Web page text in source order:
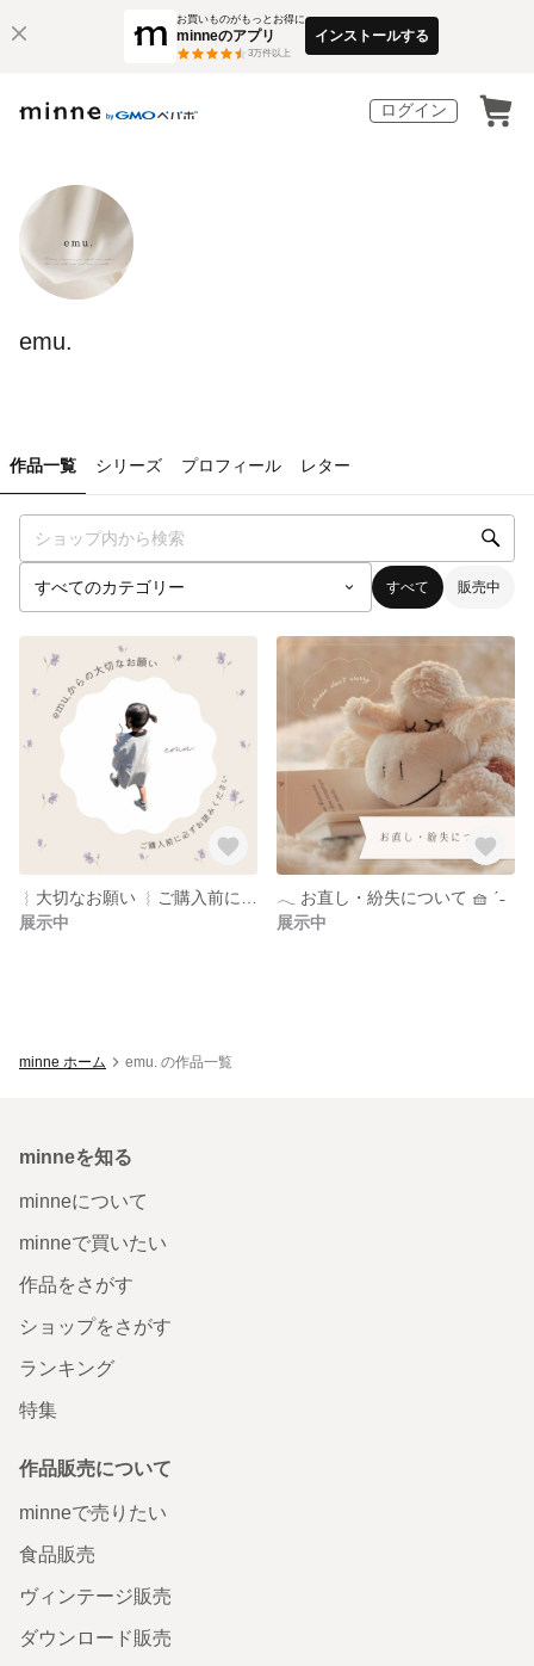
お買いものがもっとお得に
minneのアプリ
3万件以上
インストールする
ログイン
emu.
作品一覧 シリーズ プロフィール レター
すべて 販売中
展示中
𓂃 お直し・紛失について 🧺 ˊ˗
展示中
minne ホーム emu. の作品一覧
minneを知る
minneについて
minneで買いたい
作品をさがす
ショップをさがす
ランキング
特集
作品販売について
minneで売りたい
食品販売
ヴィンテージ販売
ダウンロード販売